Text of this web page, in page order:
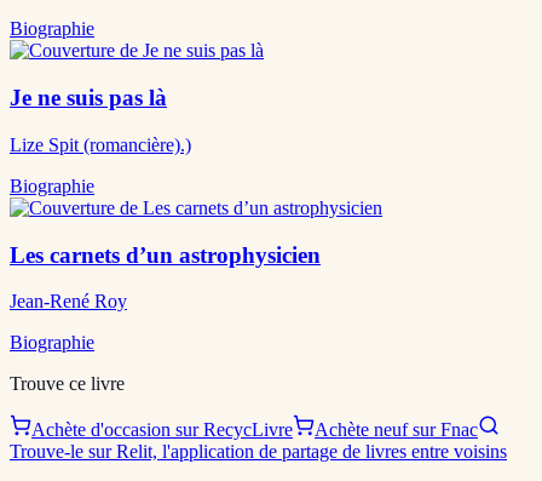
Biographie
Je ne suis pas là
Lize Spit (romancière).)
Biographie
Les carnets d’un astrophysicien
Jean-René Roy
Biographie
Trouve ce livre
Achète d'occasion sur RecycLivre
Achète neuf sur Fnac
Trouve-le sur Relit, l'application de partage de livres entre voisins